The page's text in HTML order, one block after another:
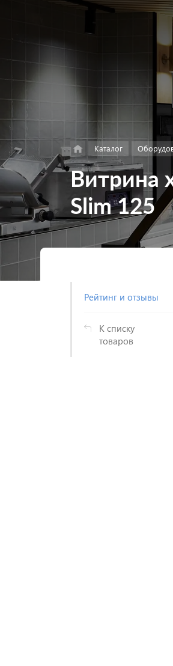
в каталоге
Найти
Каталог
Витрина
Slim 125
Рейтинг и отзывы
К списку
товаров